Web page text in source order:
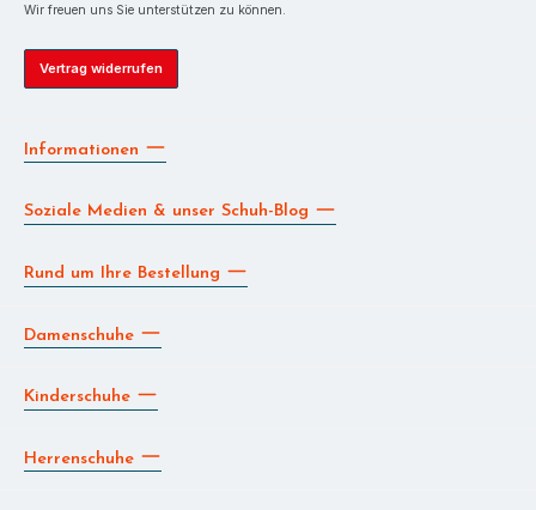
Wir freuen uns Sie unterstützen zu können.
Vertrag widerrufen
Informationen
Soziale Medien & unser Schuh-Blog
Rund um Ihre Bestellung
Damenschuhe
Kinderschuhe
Herrenschuhe